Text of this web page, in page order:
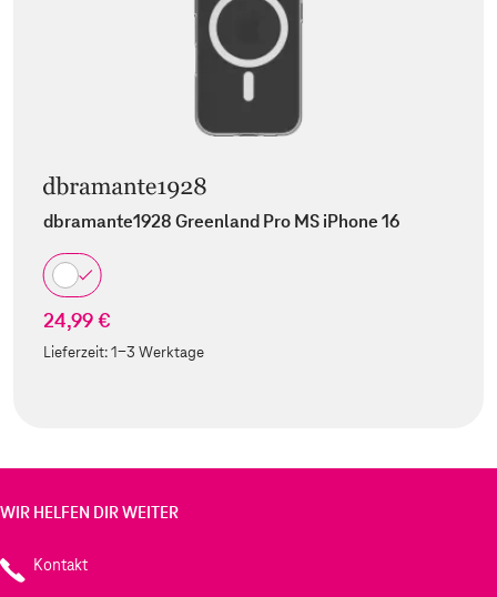
dbramante1928 Greenland Pro MS iPhone 16
24,99 €
Lieferzeit:1-3 Werktage
WIR HELFEN DIR WEITER
Kontakt